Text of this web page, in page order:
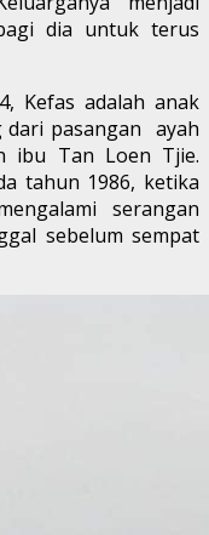
dia untuk terus
Kefas adalah anak
dari pasangan ayah
ibu Tan Loen Tjie.
tahun 1986, ketika
serangan
sebelum sempat